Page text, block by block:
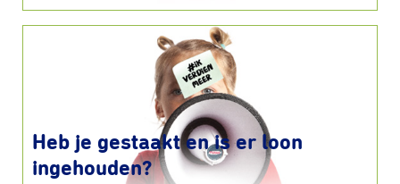
Heb je gestaakt en is er loon
ingehouden?